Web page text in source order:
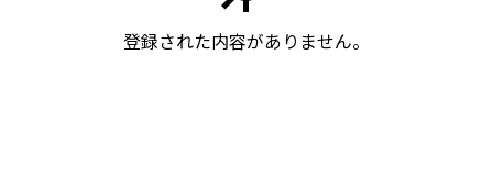
登録された内容がありません。